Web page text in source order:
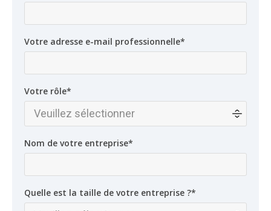
Votre adresse e-mail professionnelle*
Votre rôle*
Nom de votre entreprise*
Quelle est la taille de votre entreprise ?*